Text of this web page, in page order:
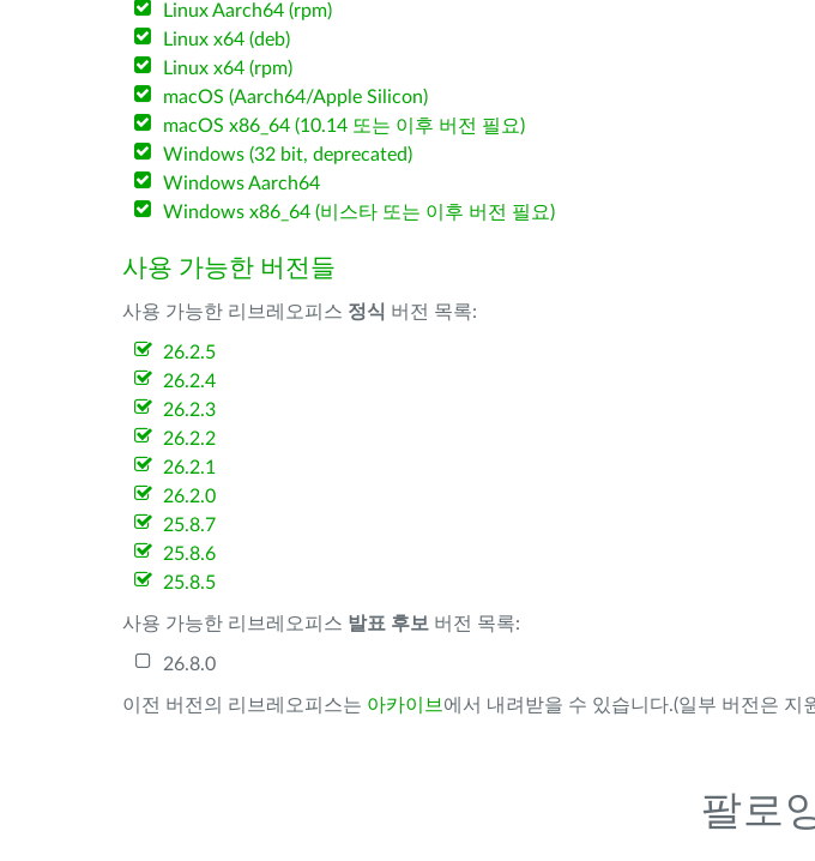
Linux Aarch64 (rpm)
Linux x64 (deb)
Linux x64 (rpm)
macOS (Aarch64/Apple Silicon)
macOS x86_64 (10.14 또는 이후 버전 필요)
Windows (32 bit, deprecated)
Windows Aarch64
Windows x86_64 (비스타 또는 이후 버전 필요)
사용 가능한 버전들
사용 가능한 리브레오피스 정식 버전 목록:
26.2.5
26.2.4
26.2.3
26.2.2
26.2.1
26.2.0
25.8.7
25.8.6
25.8.5
사용 가능한 리브레오피스 발표 후보 버전 목록:
26.8.0
이전 버전의 리브레오피스는 아카이브 에서 내려받을 수 있습니다.(일부 버전은 지
팔로